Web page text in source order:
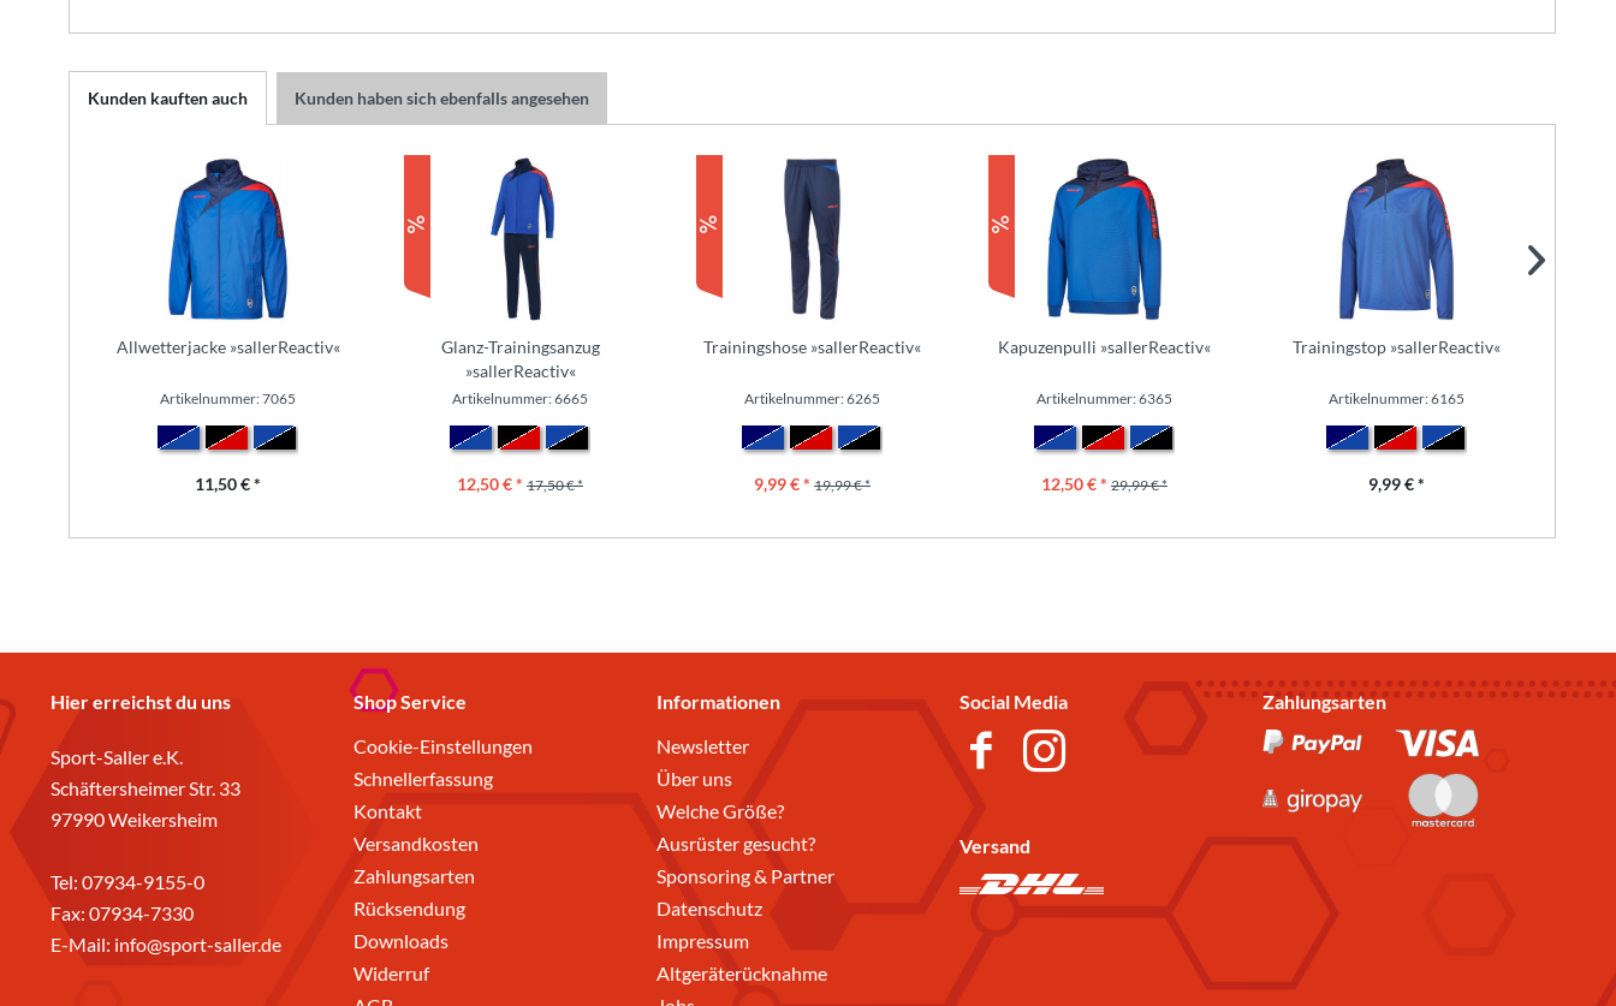
Kunden kauften auch Kunden haben sich ebenfalls angesehen
Allwetterjacke »sallerReactiv«
Artikelnummer: 7065
11,50 € *
Glanz-Trainingsanzug
»sallerReactiv«
Artikelnummer: 6665
12,50 € * 17,50 € *
Trainingshose »sallerReactiv«
Artikelnummer: 6265
9,99 € * 19,99 € *
Kapuzenpulli »sallerReactiv«
Artikelnummer: 6365
12,50 € * 29,99 € *
Trainingstop »sallerReactiv«
Artikelnummer: 6165
9,99 € *
Hier erreichst du uns
Sport-Saller e.K.
Schäftersheimer Str. 33
97990 Weikersheim
Tel: 07934-9155-0
Fax: 07934-7330
E-Mail: info@sport-saller.de
Shop Service
Cookie-Einstellungen
Schnellerfassung
Kontakt
Versandkosten
Zahlungsarten
Rücksendung
Downloads
Widerruf
Informationen
Newsletter
Über uns
Welche Größe?
Ausrüster gesucht?
Sponsoring & Partner
Datenschutz
Impressum
Altgeräterücknahme
Social Media
Versand
Zahlungsarten